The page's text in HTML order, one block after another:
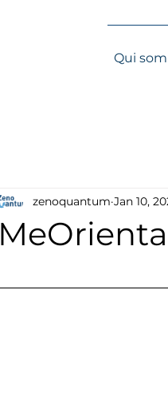
Qui som
zenoquantum Jan 10,